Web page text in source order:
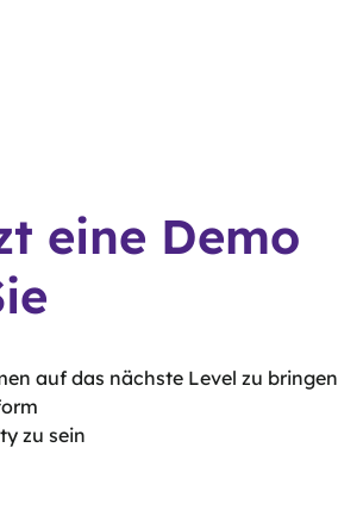
eine Demo
auf das nächste Level zu bringen
zu sein